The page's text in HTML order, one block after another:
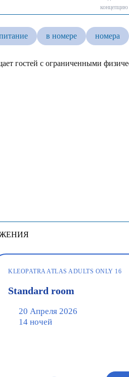
концепцию
в номере номера
гостей с ограниченными
KLEOPATRA ATLAS ADULTS ONLY 16
Standard room
20 Апреля 2026
14 ночей